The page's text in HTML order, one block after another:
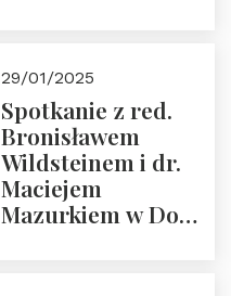
29/01/2025
Spotkanie z red.
Bronisławem
Wildsteinem i dr.
Maciejem
Mazurkiem w Domu